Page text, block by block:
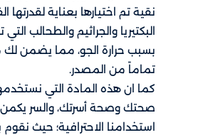
نقية تم اختيارها بعناية لقدرتها
البكتيريا والجراثيم والطحالب
بسبب حرارة الجو، مما يضمن لك
تماماً من المصدر.
كما ان هذه المادة التي
صحتك وصحة أسرتك، والسر
استخدامنا الاحترافية؛ حيث